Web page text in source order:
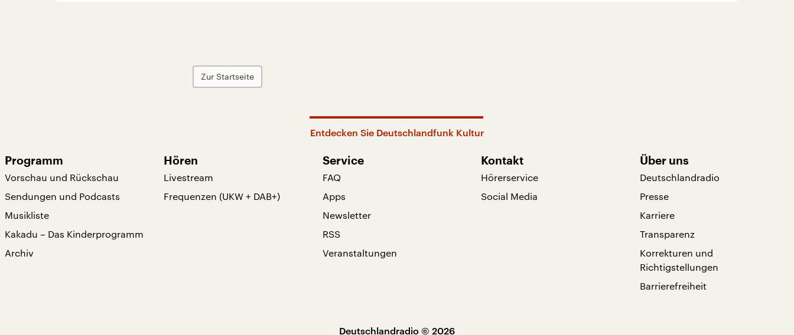
Zur Startseite
Entdecken Sie Deutschlandfunk Kultur
Programm
Vorschau und Rückschau
Sendungen und Podcasts
Musikliste
Kakadu – Das Kinderprogramm
Archiv
Hören
Livestream
Frequenzen (UKW + DAB+)
Service
FAQ
Apps
Newsletter
RSS
Veranstaltungen
Kontakt
Hörerservice
Social Media
Über uns
Deutschlandradio
Presse
Karriere
Transparenz
Korrekturen und
Richtigstellungen
Barrierefreiheit
Deutschlandradio © 2026